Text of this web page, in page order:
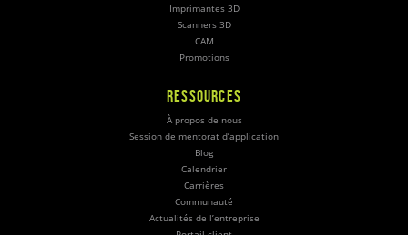
Imprimantes 3D
Scanners 3D
CAM
Promotions
RESSOURCES
À propos de nous
Session de mentorat d’application
Blog
Calendrier
Carrières
Communauté
Actualités de l’entreprise